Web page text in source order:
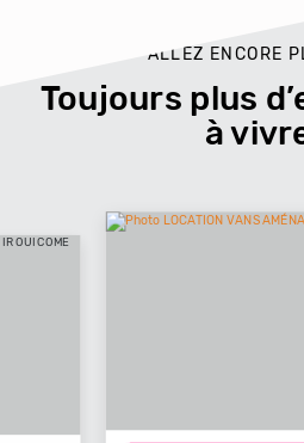
ALLEZ ENCORE
Toujours plus
à